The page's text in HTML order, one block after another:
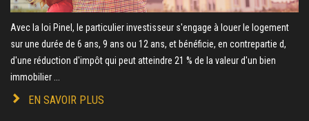
Avec la loi Pinel, le particulier investisseur s'engage à louer le logement
sur une durée de 6 ans, 9 ans ou 12 ans, et bénéficie, en contrepartie d,
d'une réduction d'impôt qui peut atteindre 21 % de la valeur d'un bien
immobilier ...
EN SAVOIR PLUS